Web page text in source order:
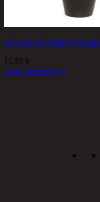
4LIVING BEGONIA
10,95 €
Lisää ostoskoriin